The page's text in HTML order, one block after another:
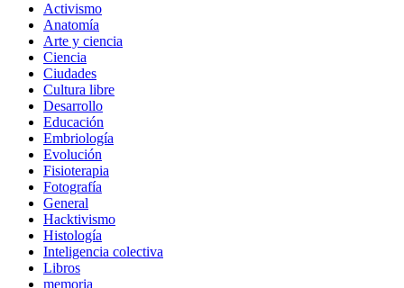
Activismo
Anatomía
Arte y ciencia
Ciencia
Ciudades
Cultura libre
Desarrollo
Educación
Embriología
Evolución
Fisioterapia
Fotografía
General
Hacktivismo
Histología
Inteligencia colectiva
Libros
memoria